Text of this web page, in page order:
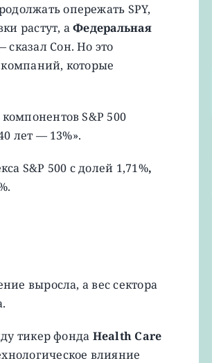
опережать SPY,
растут, аФедеральная
Сон. Но это
которые
S&P 500
лет — 13%».
S&P 500 с долей 1,71%,
выросла, а вес сектора
тикер фонда Health Care
влияние